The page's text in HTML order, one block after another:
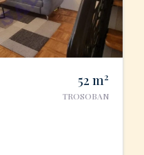
52 m2
TROSOBAN